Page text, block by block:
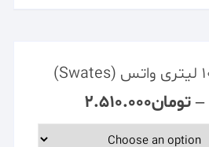
–تومان۲.۵۱۰.۰۰۰